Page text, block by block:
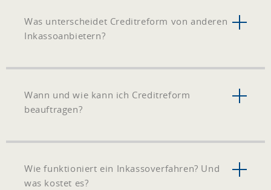
Was unterscheidet Creditreform von anderen
Inkassoanbietern?
Wann und wie kann ich Creditreform
beauftragen?
Wie funktioniert ein Inkassoverfahren? Und
was kostet es?